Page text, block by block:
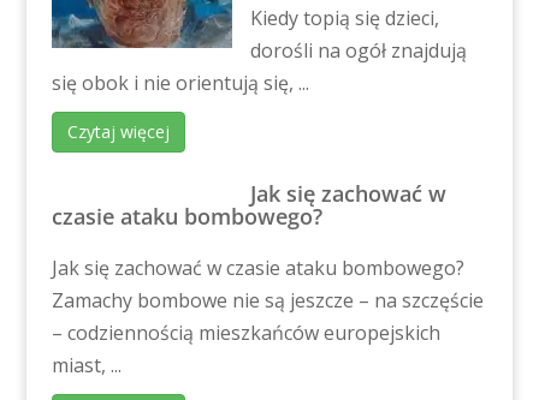
Kiedy topią się dzieci,
dorośli na ogół znajdują
się obok i nie orientują się, ...
Czytaj więcej
Jak się zachować w
czasie ataku bombowego?
Jak się zachować w czasie ataku bombowego?
Zamachy bombowe nie są jeszcze – na szczęście
– codziennością mieszkańców europejskich
miast, ...